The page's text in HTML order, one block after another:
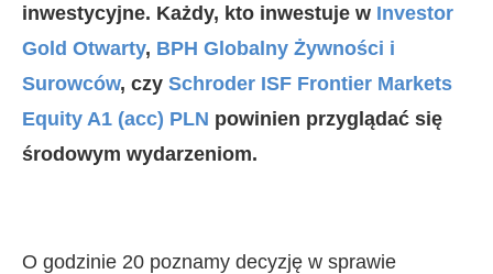
inwestycyjne. Każdy, kto inwestuje w Investor
Gold Otwarty, BPH Globalny Żywności i
Surowców, czy Schroder ISF Frontier Markets
Equity A1 (acc) PLN powinien przyglądać się
środowym wydarzeniom.
O godzinie 20 poznamy decyzję w sprawie